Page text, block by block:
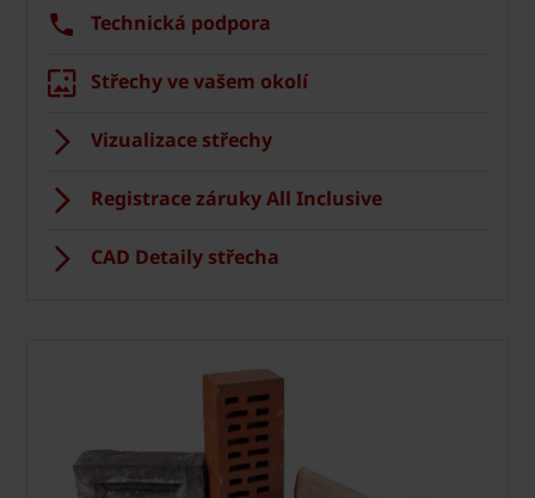
Technická podpora
Střechy ve vašem okolí
Vizualizace střechy
Registrace záruky All Inclusive
CAD Detaily střecha